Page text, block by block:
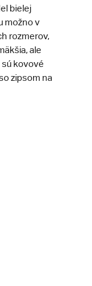
bielej
možno v
rozmerov,
ale
kovové
zipsom na